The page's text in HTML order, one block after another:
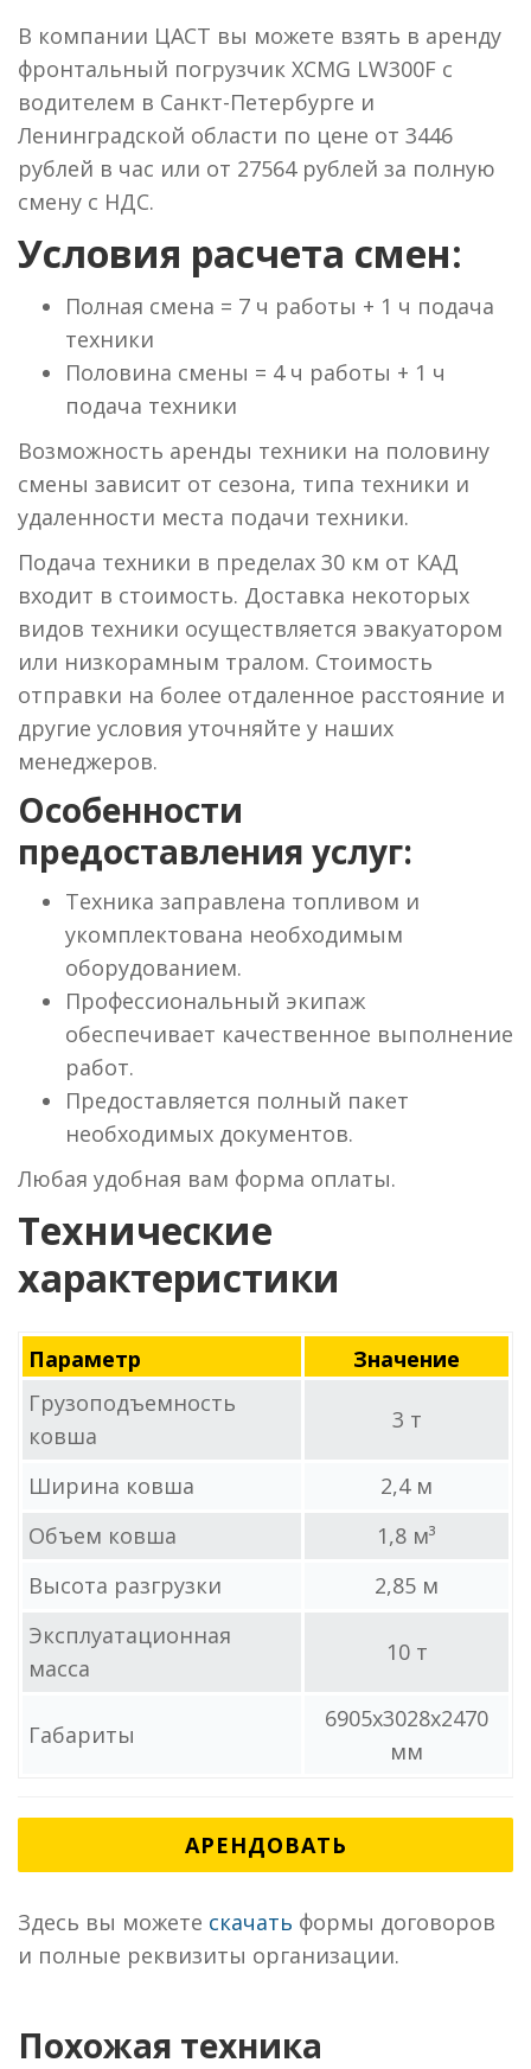
В компании ЦАСТ вы можете взять в аренду
фронтальный погрузчик XCMG LW300F с
водителем в Санкт-Петербурге и
Ленинградской области по цене от 3446
рублей в час или от 27564 рублей за полную
смену с НДС.
Условия расчета смен:
Полная смена = 7 ч работы + 1 ч подача
техники
Половина смены = 4 ч работы + 1 ч
подача техники
Возможность аренды техники на половину
смены зависит от сезона, типа техники и
удаленности места подачи техники.
Подача техники в пределах 30 км от КАД
входит в стоимость. Доставка некоторых
видов техники осуществляется эвакуатором
или низкорамным тралом. Стоимость
отправки на более отдаленное расстояние и
другие условия уточняйте у наших
менеджеров.
Особенности
предоставления услуг:
Техника заправлена топливом и
укомплектована необходимым
оборудованием.
Профессиональный экипаж
обеспечивает качественное выполнение
работ.
Предоставляется полный пакет
необходимых документов.
Любая удобная вам форма оплаты.
Технические
характеристики
Параметр
Значение
Грузоподъемность
ковша
3 т
Ширина ковша
2,4 м
Объем ковша
1,8 м³
Высота разгрузки
2,85 м
Эксплуатационная
масса
10 т
Габариты
6905x3028x2470
мм
АРЕНДОВАТЬ
Здесь вы можете скачать формы договоров
и полные реквизиты организации.
Похожая техника